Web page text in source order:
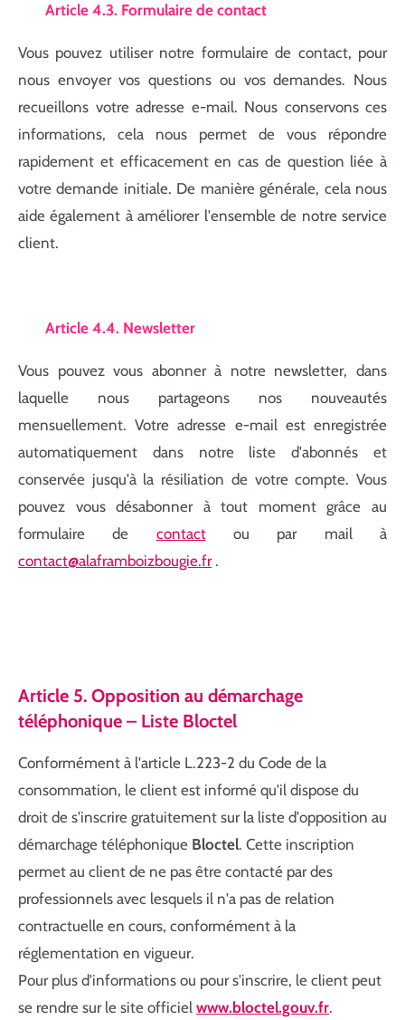
Article 4.3. Formulaire de contact
Vous pouvez utiliser notre formulaire de contact, pour
nous envoyer vos questions ou vos demandes. Nous
recueillons votre adresse e-mail. Nous conservons ces
informations, cela nous permet de vous répondre
rapidement et efficacement en cas de question liée à
votre demande initiale. De manière générale, cela nous
aide également à améliorer l'ensemble de notre service
client.
Article 4.4. Newsletter
Vous pouvez vous abonner à notre newsletter, dans
laquelle nous partageons nos nouveautés
mensuellement. Votre adresse e-mail est enregistrée
automatiquement dans notre liste d'abonnés et
conservée jusqu'à la résiliation de votre compte. Vous
pouvez vous désabonner à tout moment grâce au
formulaire de contactou par mail à
contact@alaframboizbougie.fr.
Article 5. Opposition au démarchage
téléphonique – Liste Bloctel
Conformément à l'article L.223-2 du Code de la
consommation, le client est informé qu'il dispose du
droit de s'inscrire gratuitement sur la liste d'opposition au
démarchage téléphonique Bloctel. Cette inscription
permet au client de ne pas être contacté par des
professionnels avec lesquels il n'a pas de relation
contractuelle en cours, conformément à la
réglementation en vigueur.
Pour plus d'informations ou pour s'inscrire, le client peut
se rendre sur le site officiel www.bloctel.gouv.fr.